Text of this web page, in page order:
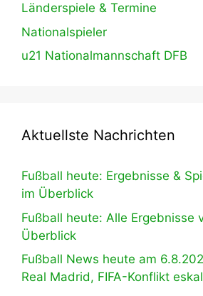
Länderspiele & Termine
Nationalspieler
u21 Nationalmannschaft DFB
Aktuellste Nachrichten
Fußball heute: Ergebnisse &
im Überblick
Fußball heute: Alle Ergebnisse
Überblick
Fußball News heute am
Real Madrid, FIFA-Konflikt